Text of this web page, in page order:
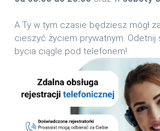
A Ty w tym czasie będziesz mógł
cieszyć życiem prywatnym.
bycia ciągle pod telefonem!